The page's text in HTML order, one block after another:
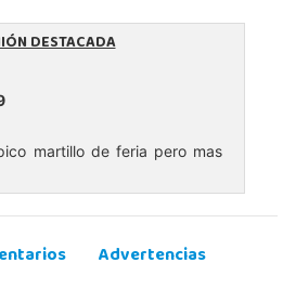
DESTACADA
martillo de feria pero mas
Advertencias